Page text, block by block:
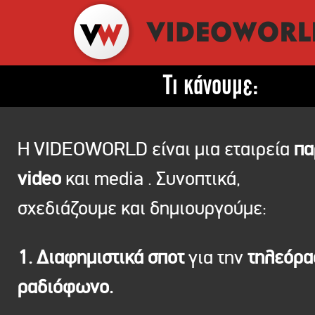
Τι κάνουμε:
Η VIDEOWORLD είναι μια εταιρεία
video και media . Συνοπτικά,
σχεδιάζουμε και δημιουργούμε:
1. Διαφημιστικά σποτγια την
ραδιόφωνο.